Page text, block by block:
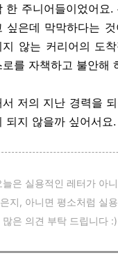
한 주니어들이었어요
싶은데 막막하다는
지 않는 커리어의 도
로를 자책하고 불안해
서 저의 지난 경력을
되지 않을까 싶어서요.
늘은 실용적인 레터가 아
지, 아니면 평소처럼 실
많은 의견 부탁 드립니다 :)